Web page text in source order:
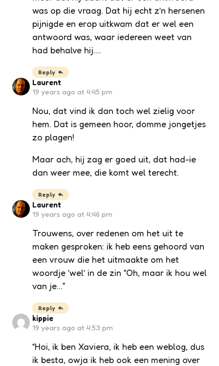
was op die vraag. Dat hij echt z’n hersenen
pijnigde en erop uitkwam dat er wel een
antwoord was, waar iedereen weet van
had behalve hij….
Reply
Laurent
19 years ago at 4:45 pm
Nou, dat vind ik dan toch wel zielig voor
hem. Dat is gemeen hoor, domme jongetjes
zo plagen!
Maar ach, hij zag er goed uit, dat had-ie
dan weer mee, die komt wel terecht.
Reply
Laurent
19 years ago at 4:46 pm
Trouwens, over redenen om het uit te
maken gesproken: ik heb eens gehoord van
een vrouw die het uitmaakte om het
woordje ‘wel’ in de zin “Oh, maar ik hou wel
van je…”
Reply
kippie
19 years ago at 4:53 pm
“Hoi, ik ben Xaviera, ik heb een weblog, dus
ik besta, owja ik heb ook een mening over